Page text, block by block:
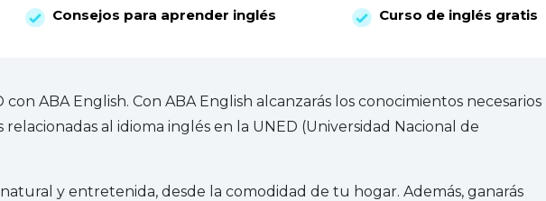
Consejos para aprender inglés Curso de inglés gratis
ABA English. Con ABA English alcanzarás los conocimientos necesarios
relacionadas al idioma inglés en la UNED (Universidad Nacional de
y entretenida, desde la comodidad de tu hogar. Además, ganarás